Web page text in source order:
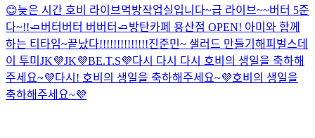
😊늦은 시간 호비 라이브먹방작업실입니다~급 라이브~~버터 5준
다~!!🧈버터버터 버버터🧈방탄카페 용산점 OPEN! 아미와 함께
하는 티타임~끝났다!!!!!!!!!!!!!!진준민~ 샐러드 만들기 해피벌스데
이 투미 JK💜JK💜BE.T.S💜다시 다시 다시 호비의 생일을 축하해
주세요~💜다시! 호비의 생일을 축하해주세요~💜호비의 생일을
축하해주세요~💜